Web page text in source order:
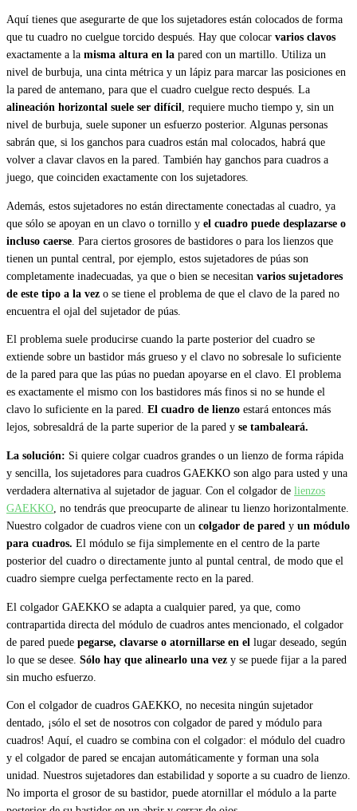
Aquí tienes que asegurarte de que los sujetadores están colocados de forma
que tu cuadro no cuelgue torcido después. Hay que colocar varios clavos
exactamente a la misma altura en la pared con un martillo. Utiliza un
nivel de burbuja, una cinta métrica y un lápiz para marcar las posiciones en
la pared de antemano, para que el cuadro cuelgue recto después. La
alineación horizontal suele ser difícil
, requiere mucho tiempo y, sin un
nivel de burbuja, suele suponer un esfuerzo posterior. Algunas personas
sabrán que, si los ganchos para cuadros están mal colocados, habrá que
volver a clavar clavos en la pared. También hay ganchos para cuadros a
juego, que coinciden exactamente con los sujetadores.
Además, estos sujetadores no están directamente conectadas al cuadro, ya
que sólo se apoyan en un clavo o tornillo y el cuadro puede desplazarse o
incluso caerse . Para ciertos grosores de bastidores o para los lienzos que
tienen un puntal central, por ejemplo, estos sujetadores de púas son
completamente inadecuadas, ya que o bien se necesitan varios sujetadores
de este tipo a la vez o se tiene el problema de que el clavo de la pared no
encuentra el ojal del sujetador de púas.
El problema suele producirse cuando la parte posterior del cuadro se
extiende sobre un bastidor más grueso y el clavo no sobresale lo suficiente
de la pared para que las púas no puedan apoyarse en el clavo. El problema
es exactamente el mismo con los bastidores más finos si no se hunde el
clavo lo suficiente en la pared. El cuadro de lienzo estará entonces más
lejos, sobresaldrá de la parte superior de la pared y se tambaleará.
La solución: Si quiere colgar cuadros grandes o un lienzo de forma rápida
y sencilla, los sujetadores para cuadros GAEKKO son algo para usted y una
verdadera alternativa al sujetador de jaguar. Con el colgador de lienzos
GAEKKO , no tendrás que preocuparte de alinear tu lienzo horizontalmente.
Nuestro colgador de cuadros viene con un colgador de pared y un módulo
para cuadros. El módulo se fija simplemente en el centro de la parte
posterior del cuadro o directamente junto al puntal central, de modo que el
cuadro siempre cuelga perfectamente recto en la pared.
El colgador GAEKKO se adapta a cualquier pared, ya que, como
contrapartida directa del módulo de cuadros antes mencionado, el colgador
de pared puede pegarse, clavarse o atornillarse en el lugar deseado, según
lo que se desee. Sólo hay que alinearlo una vez y se puede fijar a la pared
sin mucho esfuerzo.
Con el colgador de cuadros GAEKKO, no necesita ningún sujetador
dentado, ¡sólo el set de nosotros con colgador de pared y módulo para
cuadros! Aquí, el cuadro se combina con el colgador: el módulo del cuadro
y el colgador de pared se encajan automáticamente y forman una sola
unidad. Nuestros sujetadores dan estabilidad y soporte a su cuadro de lienzo.
No importa el grosor de su bastidor, puede atornillar el módulo a la parte